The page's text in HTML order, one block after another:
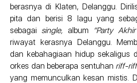
berasnya di Klaten, Delanggu.
pita dan berisi 8 lagu yang
sebagai single, album “Party
riwayat kerasnya Delanggu.
dan kebahagiaan hidup sekaligus
orkes dan beberapa sentuhan riff-riff
yang memunculkan kesan mistis.